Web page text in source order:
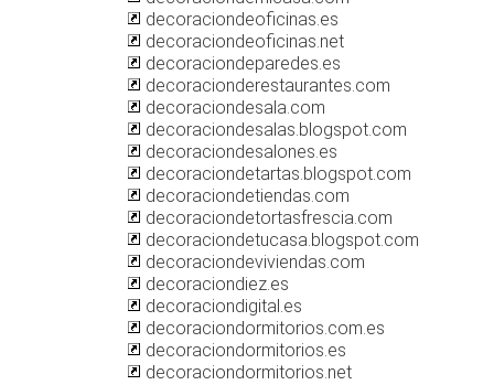
decoraciondeoficinas.es
decoraciondeoficinas.net
decoraciondeparedes.es
decoracionderestaurantes.com
decoraciondesala.com
decoraciondesalas.blogspot.com
decoraciondesalones.es
decoraciondetartas.blogspot.com
decoraciondetiendas.com
decoraciondetortasfrescia.com
decoraciondetucasa.blogspot.com
decoraciondeviviendas.com
decoraciondiez.es
decoraciondigital.es
decoraciondormitorios.com.es
decoraciondormitorios.es
decoraciondormitorios.net